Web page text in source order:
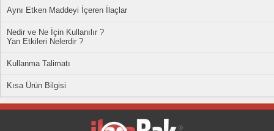
Aynı Etken Maddeyi İçeren İlaçlar
Nedir ve Ne İçin Kullanılır ?
Yan Etkileri Nelerdir ?
Kullanma Talimatı
Kısa Ürün Bilgisi